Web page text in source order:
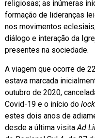
religiosas; as inúmeras
formação de lideranças
nos movimentos
diálogo e interação da
presentes na sociedade.
A viagem que ocorre de
estava marcada
outubro de 2020,
Covid-19 e o início do
estes dois anos de
desde a última visitaAd